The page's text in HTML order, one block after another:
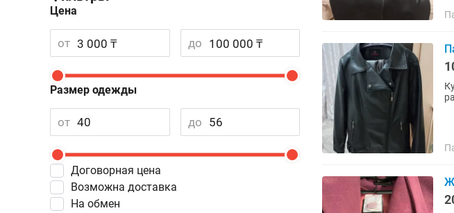
Цена
от до
Договорная цена
Возможна доставка
Размер одежды
от до
На обмен